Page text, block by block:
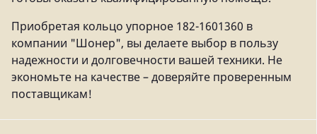
Приобретая кольцо упорное 182-1601360 в
компании "Шонер", вы делаете выбор в пользу
надежности и долговечности вашей техники. Не
экономьте на качестве – доверяйте проверенным
поставщикам!